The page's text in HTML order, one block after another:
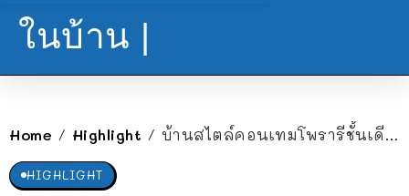
ในบ้าน |
Home / Highlight / บ้านสไตล์คอนเทมโพรารีชั้นเดียว พร้อมพื้นที่อยู่อาศัยสำหรับครอบครัวขนาดกลาง 3 ห้องนอน 2 ห้องน้ำ
HIGHLIGHT